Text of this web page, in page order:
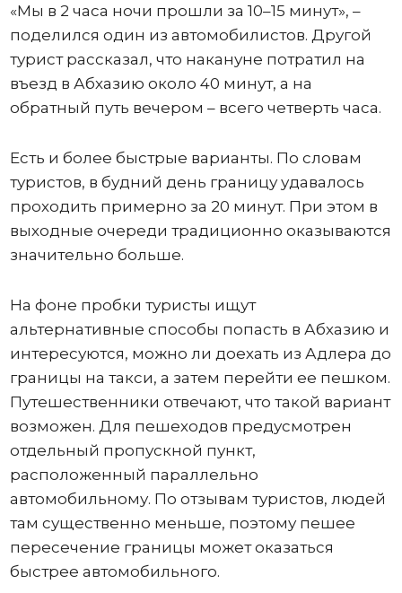
«Мы в 2 часа ночи прошли за 10–15 минут», –
поделился один из автомобилистов. Другой
турист рассказал, что накануне потратил на
въезд в Абхазию около 40 минут, а на
обратный путь вечером – всего четверть часа.
Есть и более быстрые варианты. По словам
туристов, в будний день границу удавалось
проходить примерно за 20 минут. При этом в
выходные очереди традиционно оказываются
значительно больше.
На фоне пробки туристы ищут
альтернативные способы попасть в Абхазию и
интересуются, можно ли доехать из Адлера до
границы на такси, а затем перейти ее пешком.
Путешественники отвечают, что такой вариант
возможен. Для пешеходов предусмотрен
отдельный пропускной пункт,
расположенный параллельно
автомобильному. По отзывам туристов, людей
там существенно меньше, поэтому пешее
пересечение границы может оказаться
быстрее автомобильного.